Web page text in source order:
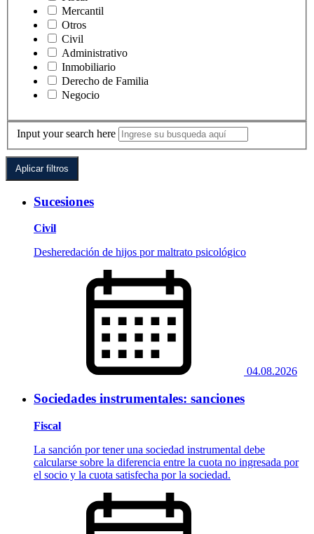
Mercantil
Otros
Civil
Administrativo
Inmobiliario
Derecho de Familia
Negocio
Input your search here
Sucesiones
Civil
Desheredación de hijos por maltrato psicológico
04.08.2026
Sociedades instrumentales: sanciones
Fiscal
La sanción por tener una sociedad instrumental debe
calcularse sobre la diferencia entre la cuota no ingresada por
el socio y la cuota satisfecha por la sociedad.